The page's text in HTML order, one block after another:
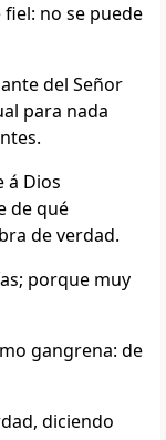
no se puede
del Señor
para nada
á Dios
de qué
de verdad.
porque muy
gangrena: de
diciendo